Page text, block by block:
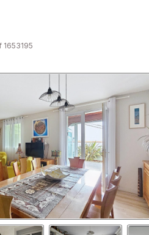
1653195